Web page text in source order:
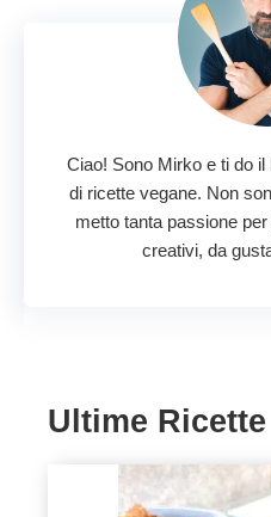
Ciao! Sono Mirko e ti do
di ricette vegane. Non
metto tanta passione
creativi, da
Ultime Ricette